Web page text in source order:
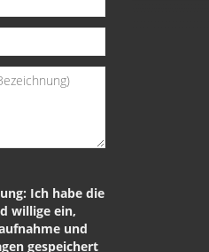
Ich habe die
willige ein,
und
gespeichert